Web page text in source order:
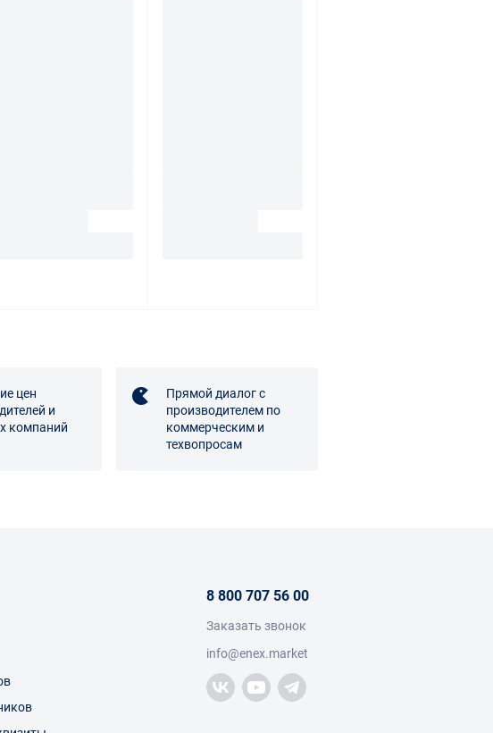
цен
и
компаний
Прямой диалог с
производителем по
коммерческим и
техвопросам
8 800 707 56 00
Заказать звонок
info@enex.market